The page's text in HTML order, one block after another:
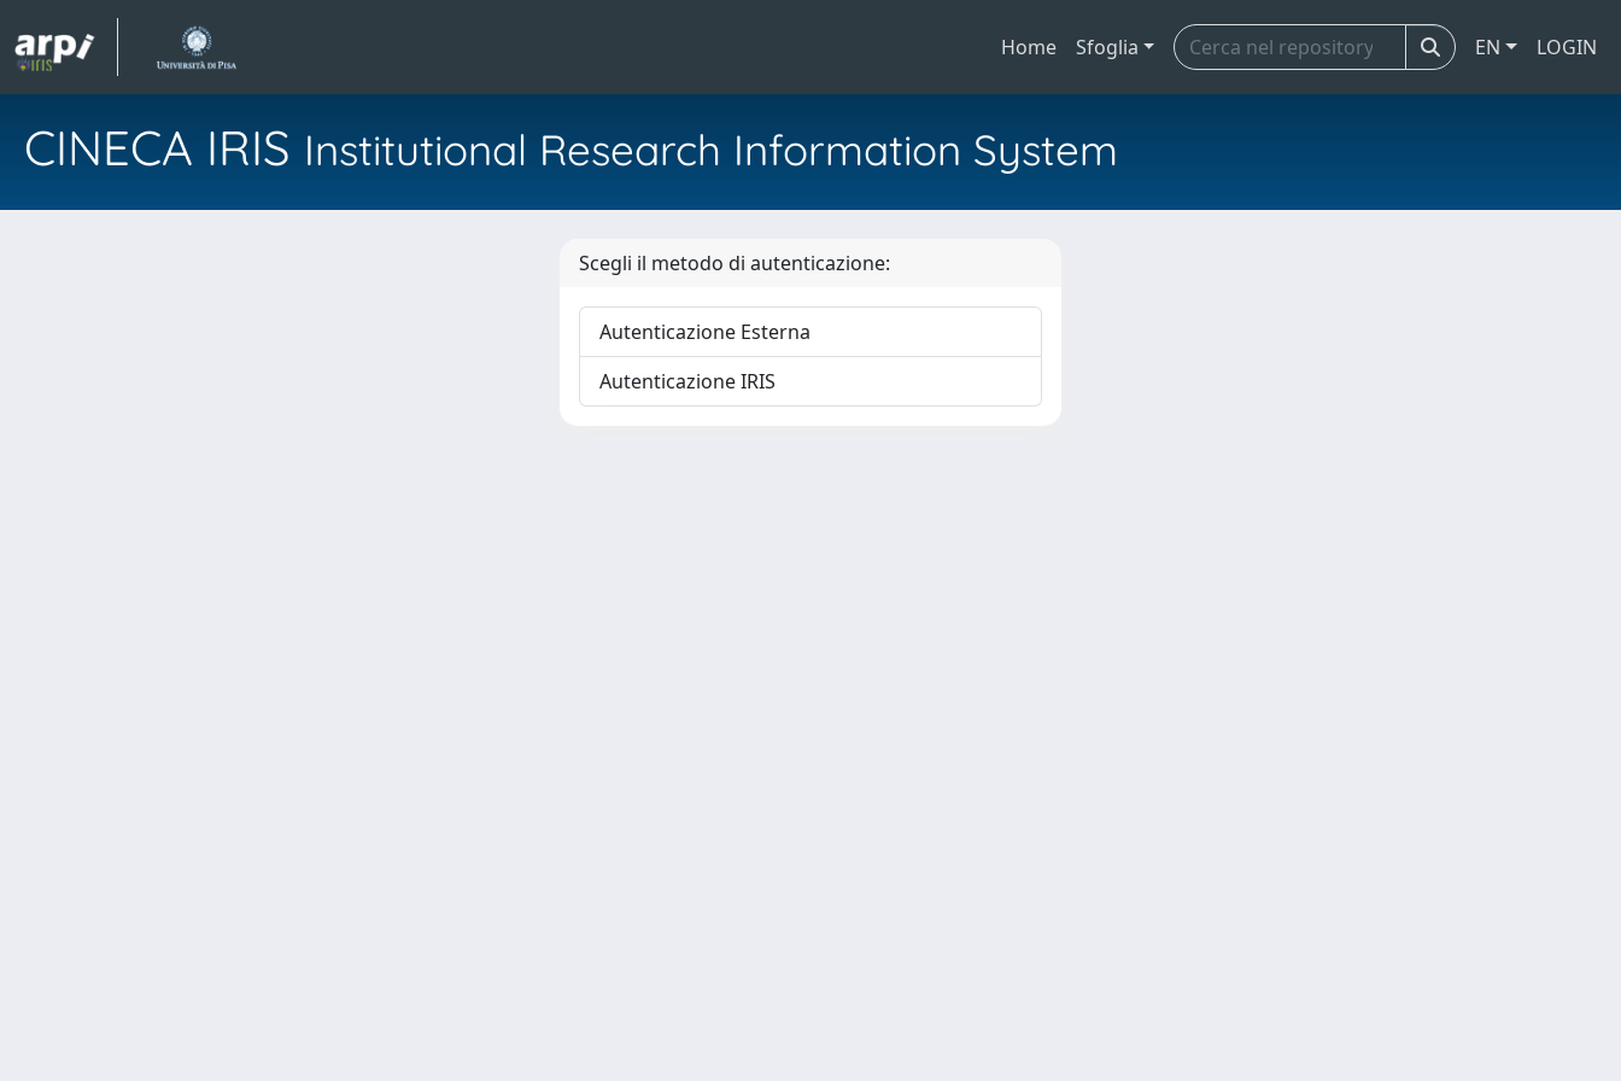
Home Sfoglia EN LOGIN
CINECA IRIS Institutional Research Information System
Scegli il metodo di autenticazione:
Autenticazione Esterna
Autenticazione IRIS